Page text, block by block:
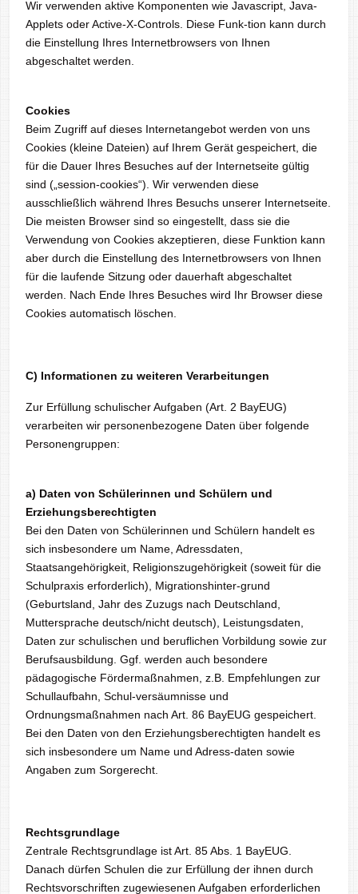
Wir verwenden aktive Komponenten wie Javascript, Java-
Applets oder Active-X-Controls. Diese Funk-tion kann durch
die Einstellung Ihres Internetbrowsers von Ihnen
abgeschaltet werden.
Cookies
Beim Zugriff auf dieses Internetangebot werden von uns
Cookies (kleine Dateien) auf Ihrem Gerät gespeichert, die
für die Dauer Ihres Besuches auf der Internetseite gültig
sind („session-cookies“). Wir verwenden diese
ausschließlich während Ihres Besuchs unserer Internetseite.
Die meisten Browser sind so eingestellt, dass sie die
Verwendung von Cookies akzeptieren, diese Funktion kann
aber durch die Einstellung des Internetbrowsers von Ihnen
für die laufende Sitzung oder dauerhaft abgeschaltet
werden. Nach Ende Ihres Besuches wird Ihr Browser diese
Cookies automatisch löschen.
C) Informationen zu weiteren Verarbeitungen
Zur Erfüllung schulischer Aufgaben (Art. 2 BayEUG)
verarbeiten wir personenbezogene Daten über folgende
Personengruppen:
a) Daten von Schülerinnen und Schülern und
Erziehungsberechtigten
Bei den Daten von Schülerinnen und Schülern handelt es
sich insbesondere um Name, Adressdaten,
Staatsangehörigkeit, Religionszugehörigkeit (soweit für die
Schulpraxis erforderlich), Migrationshinter-grund
(Geburtsland, Jahr des Zuzugs nach Deutschland,
Muttersprache deutsch/nicht deutsch), Leistungsdaten,
Daten zur schulischen und beruflichen Vorbildung sowie zur
Berufsausbildung. Ggf. werden auch besondere
pädagogische Fördermaßnahmen, z.B. Empfehlungen zur
Schullaufbahn, Schul-versäumnisse und
Ordnungsmaßnahmen nach Art. 86 BayEUG gespeichert.
Bei den Daten von den Erziehungsberechtigten handelt es
sich insbesondere um Name und Adress-daten sowie
Angaben zum Sorgerecht.
Rechtsgrundlage
Zentrale Rechtsgrundlage ist Art. 85 Abs. 1 BayEUG.
Danach dürfen Schulen die zur Erfüllung der ihnen durch
Rechtsvorschriften zugewiesenen Aufgaben erforderlichen